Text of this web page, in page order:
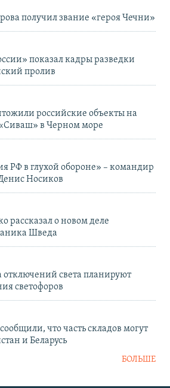
получил звание «героя Чечни»
показал кадры разведки
пролив
российские объекты на
«Сиваш» в Черном море
РФ в глухой обороне» – командир
Носиков
рассказал о новом деле
Шведа
отключений света планируют
светофоров
что часть складов могут
и Беларусь
БОЛЬШЕ